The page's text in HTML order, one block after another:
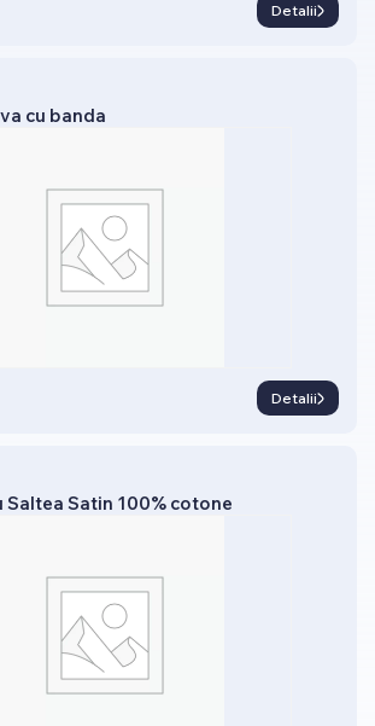
Detalii
cu banda
Detalii
Saltea Satin 100% cotone